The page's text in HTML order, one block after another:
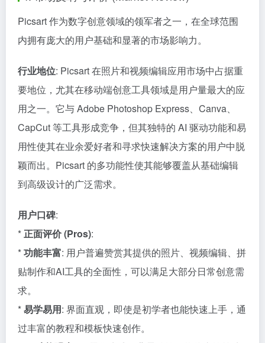
Picsart 作为数字创意领域的领军者之一，在全球范围
内拥有庞大的用户基础和显著的市场影响力。
行业地位: Picsart 在照片和视频编辑应用市场中占据重
要地位，尤其在移动端创意工具领域是用户量最大的应
用之一。它与 Adobe Photoshop Express、Canva、
CapCut 等工具形成竞争，但其独特的 AI 驱动功能和易
用性使其在业余爱好者和寻求快速解决方案的用户中脱
颖而出。Picsart 的多功能性使其能够覆盖从基础编辑
到高级设计的广泛需求。
用户口碑:
*正面评价 (Pros):
*功能丰富: 用户普遍赞赏其提供的照片、视频编辑、拼
贴制作和AI工具的全面性，可以满足大部分日常创意需
求。
*易学易用: 界面直观，即使是初学者也能快速上手，通
过丰富的教程和模板快速创作。